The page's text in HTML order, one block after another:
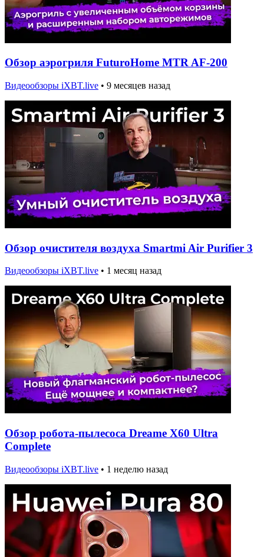
Обзор аэрогриля FuturoHome MTR AF-200
Видеообзоры iXBT.live • 9 месяцев назад
Обзор очистителя воздуха Smartmi Air Purifier 3
Видеообзоры iXBT.live • 1 месяц назад
Обзор робота-пылесоса Dreame X60 Ultra
Complete
Видеообзоры iXBT.live • 1 неделю назад